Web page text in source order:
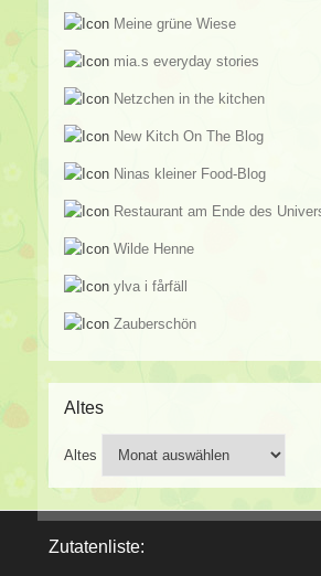
Meine grüne Wiese
mia.s everyday stories
Netzchen in the kitchen
New Kitch On The Blog
Ninas kleiner Food-Blog
Restaurant am Ende des
Wilde Henne
ylva i fårfäll
Zauberschön
Altes
Altes
Zutatenliste: